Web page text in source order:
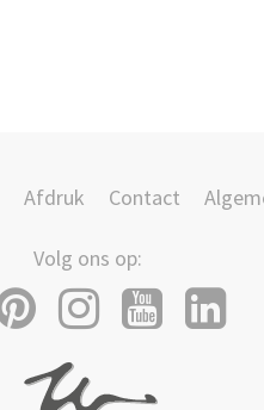
Afdruk Contact
Volg ons op: